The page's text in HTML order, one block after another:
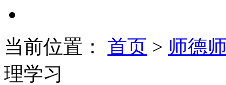
当前位置： 首页 > 师德
理学习